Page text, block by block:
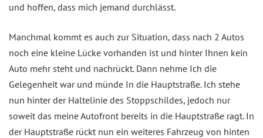
und hoffen, dass mich jemand durchlässt.
Manchmal kommt es auch zur Situation, dass nach 2 Autos
noch eine kleine Lücke vorhanden ist und hinter Ihnen kein
Auto mehr steht und nachrückt. Dann nehme Ich die
Gelegenheit war und münde In die Hauptstraße. Ich stehe
nun hinter der Haltelinie des Stoppschildes, jedoch nur
soweit das meine Autofront bereits in die Hauptstraße ragt. In
der Hauptstraße rückt nun ein weiteres Fahrzeug von hinten